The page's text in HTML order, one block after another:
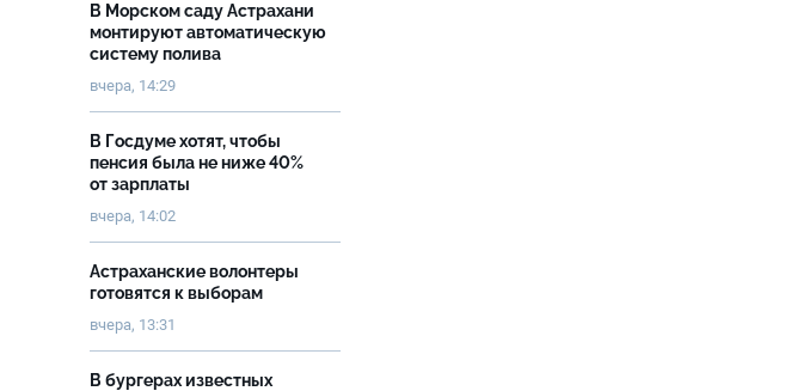
В Морском саду Астрахани
монтируют автоматическую
систему полива
вчера, 14:29
В Госдуме хотят, чтобы
пенсия была не ниже 40%
от зарплаты
вчера, 14:02
Астраханские волонтеры
готовятся к выборам
вчера, 13:31
В бургерах известных